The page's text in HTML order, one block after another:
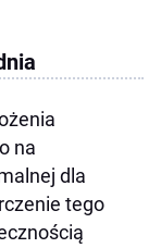
na
dla
tego